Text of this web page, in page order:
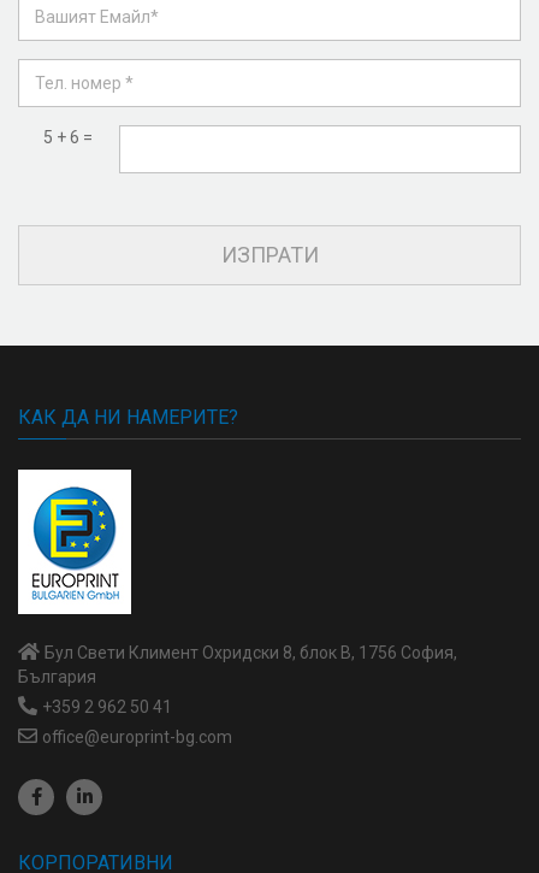
5 + 6 =
КАК ДА НИ НАМЕРИТЕ?
Бул Свети Климент Охридски 8, блок В, 1756 София,
България
+359 2 962 50 41
office@europrint-bg.com
КОРПОРАТИВНИ